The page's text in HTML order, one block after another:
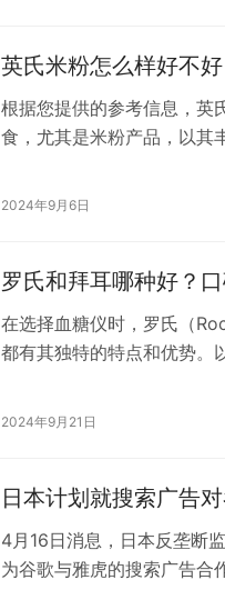
英氏米粉怎么样好不
根据您提供的参考信息，英
食，尤其是米粉产品，以其
求。例如，英氏牛初乳纯
2024年9月6日
罗氏和拜耳哪种好？
在选择血糖仪时，罗氏（
都有其独特的特点和优势。
而闻名。– 罗氏血糖仪通
2024年9月21日
日本计划就搜索广告
4月16日消息，日本反垄断
为谷歌与雅虎的搜索广告合